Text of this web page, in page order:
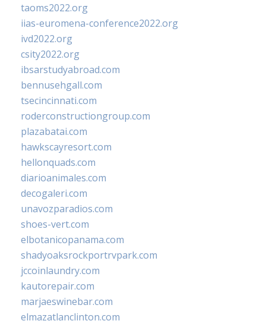
taoms2022.org
iias-euromena-conference2022.org
ivd2022.org
csity2022.org
ibsarstudyabroad.com
bennusehgall.com
tsecincinnati.com
roderconstructiongroup.com
plazabatai.com
hawkscayresort.com
hellonquads.com
diarioanimales.com
decogaleri.com
unavozparadios.com
shoes-vert.com
elbotanicopanama.com
shadyoaksrockportrvpark.com
jccoinlaundry.com
kautorepair.com
marjaeswinebar.com
elmazatlanclinton.com